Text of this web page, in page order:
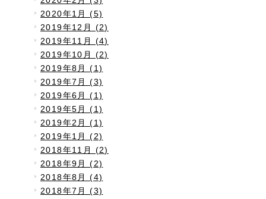
2020年1月 (5)
2019年12月 (2)
2019年11月 (4)
2019年10月 (2)
2019年8月 (1)
2019年7月 (3)
2019年6月 (1)
2019年5月 (1)
2019年2月 (1)
2019年1月 (2)
2018年11月 (2)
2018年9月 (2)
2018年8月 (4)
2018年7月 (3)